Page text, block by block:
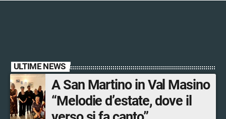
ULTIME NEWS
A San Martino in Val Masino
“Melodie d’estate, dove il